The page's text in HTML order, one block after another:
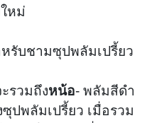
หม่
รับชามซุปพลัมเปรี้ยว
รวมถึงหน้อ- พลัมสีดำ
ปพลัมเปรี้ยว เมื่อรวม